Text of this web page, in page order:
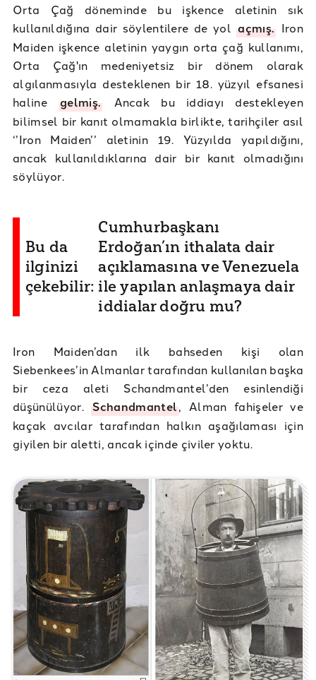
Orta Çağ döneminde bu işkence aletinin sık
kullanıldığına dair söylentilere de yolaçmış. Iron
Maiden işkence aletinin yaygın orta çağ kullanımı,
Orta Çağ'ın medeniyetsiz bir dönem olarak
algılanmasıyla desteklenen bir 18. yüzyıl efsanesi
halinegelmiş. Ancak bu iddiayı destekleyen
bilimsel bir kanıt olmamakla birlikte, tarihçiler asıl
‘’Iron Maiden’’ aletinin 19. Yüzyılda yapıldığını,
ancak kullanıldıklarına dair bir kanıt olmadığını
söylüyor.
Bu da
ilginizi
çekebilir:
Cumhurbaşkanı
Erdoğan’ın ithalata dair
açıklamasına ve Venezuela
ile yapılan anlaşmaya dair
iddialar doğru mu?
Iron Maiden’dan ilk bahseden kişi olan
Siebenkees’in Almanlar tarafından kullanılan başka
bir ceza aleti Schandmantel’den esinlendiği
düşünülüyor.Schandmantel, Alman fahişeler ve
kaçak avcılar tarafından halkın aşağılaması için
giyilen bir aletti, ancak içinde çiviler yoktu.